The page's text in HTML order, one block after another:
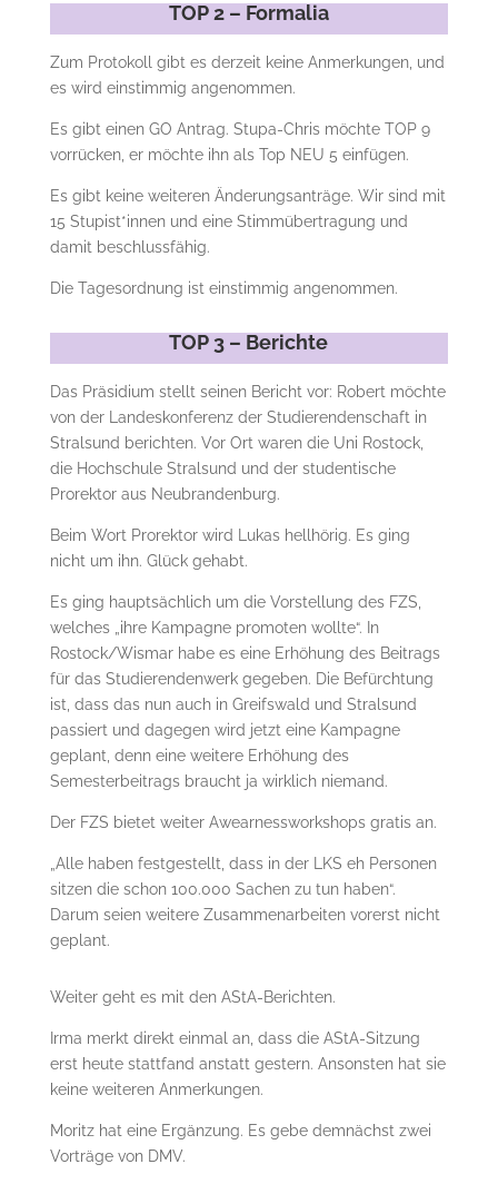
TOP 2 – Formalia
Zum Protokoll gibt es derzeit keine Anmerkungen, und
es wird einstimmig angenommen.
Es gibt einen GO Antrag. Stupa-Chris möchte TOP 9
vorrücken, er möchte ihn als Top NEU 5 einfügen.
Es gibt keine weiteren Änderungsanträge. Wir sind mit
15 Stupist*innen und eine Stimmübertragung und
damit beschlussfähig.
Die Tagesordnung ist einstimmig angenommen.
TOP 3 – Berichte
Das Präsidium stellt seinen Bericht vor: Robert möchte
von der Landeskonferenz der Studierendenschaft in
Stralsund berichten. Vor Ort waren die Uni Rostock,
die Hochschule Stralsund und der studentische
Prorektor aus Neubrandenburg.
Beim Wort Prorektor wird Lukas hellhörig. Es ging
nicht um ihn. Glück gehabt.
Es ging hauptsächlich um die Vorstellung des FZS,
welches „ihre Kampagne promoten wollte“. In
Rostock/Wismar habe es eine Erhöhung des Beitrags
für das Studierendenwerk gegeben. Die Befürchtung
ist, dass das nun auch in Greifswald und Stralsund
passiert und dagegen wird jetzt eine Kampagne
geplant, denn eine weitere Erhöhung des
Semesterbeitrags braucht ja wirklich niemand.
Der FZS bietet weiter Awearnessworkshops gratis an.
„Alle haben festgestellt, dass in der LKS eh Personen
sitzen die schon 100.000 Sachen zu tun haben“.
Darum seien weitere Zusammenarbeiten vorerst nicht
geplant.
Weiter geht es mit den AStA-Berichten.
Irma merkt direkt einmal an, dass die AStA-Sitzung
erst heute stattfand anstatt gestern. Ansonsten hat sie
keine weiteren Anmerkungen.
Moritz hat eine Ergänzung. Es gebe demnächst zwei
Vorträge von DMV.